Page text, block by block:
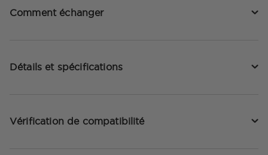
Comment échanger
Détails et spécifications
Vérification de compatibilité